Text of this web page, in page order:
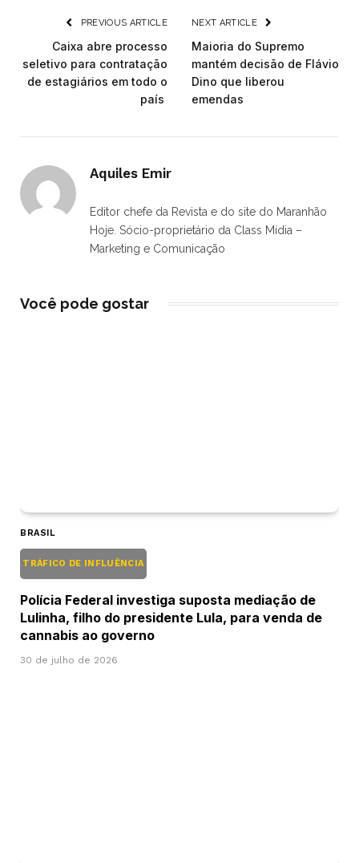
PREVIOUS ARTICLE
Caixa abre processo
seletivo para contratação
de estagiários em todo o
país
NEXT ARTICLE
Maioria do Supremo
mantém decisão de Flávio
Dino que liberou
emendas
Aquiles Emir
Editor chefe da Revista e do site do Maranhão
Hoje. Sócio-proprietário da Class Mídia –
Marketing e Comunicação
Você pode gostar
BRASIL
TRÁFICO DE INFLUÊNCIA
Polícia Federal investiga suposta mediação de
Lulinha, filho do presidente Lula, para venda de
cannabis ao governo
30 de julho de 2026